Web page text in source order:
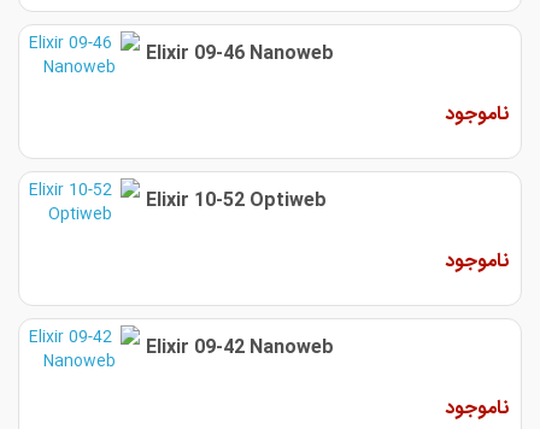
Elixir 09-46 Nanoweb
ناموجود
Elixir 10-52 Optiweb
ناموجود
Elixir 09-42 Nanoweb
ناموجود